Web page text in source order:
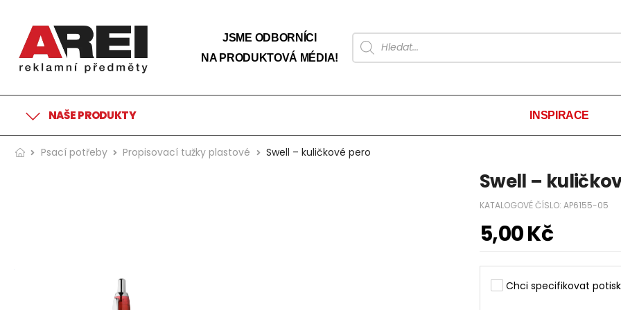
JSME ODBORNÍCI
NA PRODUKTOVÁ MÉDIA!
NAŠE PRODUKTY INSPIRACE
Psací potřeby Propisovací tužky plastové Swell – kuličkové pero
Swell –
KATALOGOVÉ ČÍSLO: AP6155-05
5,00Kč
Chci specifikovat potisk